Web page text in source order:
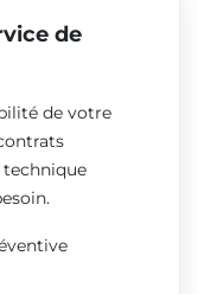
de
de votre